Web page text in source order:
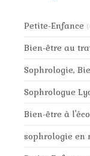
Petite-Enfance
Bien-être au
Sophrologie,
Sophrologue
Bien-être à
sophrologie en